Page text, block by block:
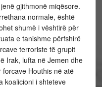
gjithmonë miqësore.
normale, është
shumë i vështirë për
e tanishme përfshirë
terroriste të grupit
Irak, lufta në Jemen dhe
Houthis në atë
koalicioni i shteteve